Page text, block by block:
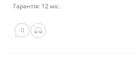
Гарантія: 12 міс.
0